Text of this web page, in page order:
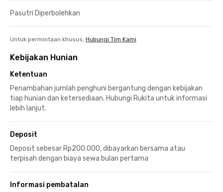
Pasutri Diperbolehkan
Untuk permintaan khusus, Hubungi Tim Kami
Kebijakan Hunian
Ketentuan
Penambahan jumlah penghuni bergantung dengan kebijakan
tiap hunian dan ketersediaan. Hubungi Rukita untuk informasi
lebih lanjut.
Deposit
Deposit sebesar Rp200.000, dibayarkan bersama atau
terpisah dengan biaya sewa bulan pertama
Informasi pembatalan